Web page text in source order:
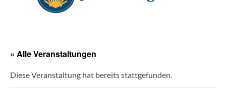
« Alle Veranstaltungen
Diese Veranstaltung hat bereits stattgefunden.